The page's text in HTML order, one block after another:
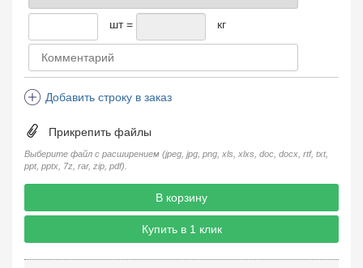
Фильтр сетчатый
Strainer
1138
Конденсатоотводчик
Steam Trap
4
Компенсатор
Пламегаситель
Flame Arrester
73
Заказать в 1 клик
шт = кг
Добавить строку в заказ
Прикрепить файлы
Выберите файл с расширением (jpeg, jpg, png, xls, xlxs, doc, docx, rtf, txt,
ppt, pptx, 7z, rar, zip, pdf).
В корзину
Купить в 1 клик